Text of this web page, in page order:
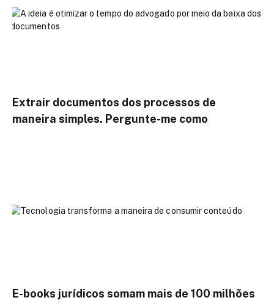
Extrair documentos dos processos de
maneira simples. Pergunte-me como
E-books jurídicos somam mais de 100 milhões